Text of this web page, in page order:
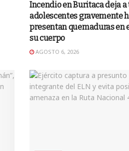
Incendio en Buritaca deja a
adolescentes gravemente
presentan quemaduras en
su cuerpo
AGOSTO 6, 2026